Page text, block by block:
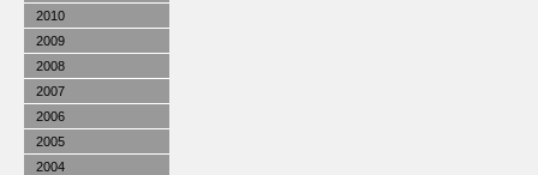
2010
2009
2008
2007
2006
2005
2004